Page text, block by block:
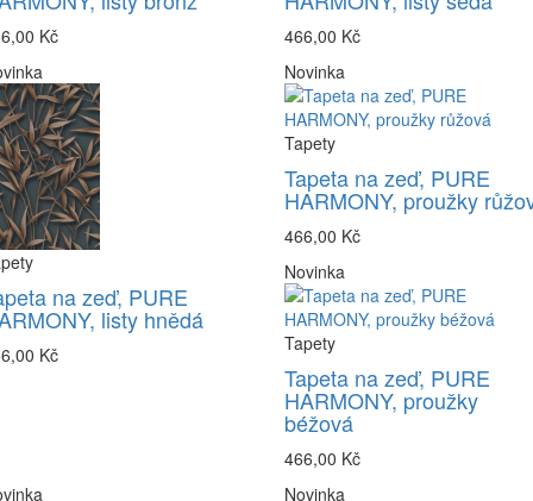
Kč
466,00 Kč
na zeď, PURE
listy hnědá
Kč
Novinka
Tapety
Tapeta na zeď, PURE
HARMONY, proužky
466,00 Kč
Novinka
Tapety
Tapeta na zeď, PURE
HARMONY, proužky
béžová
466,00 Kč
Novinka